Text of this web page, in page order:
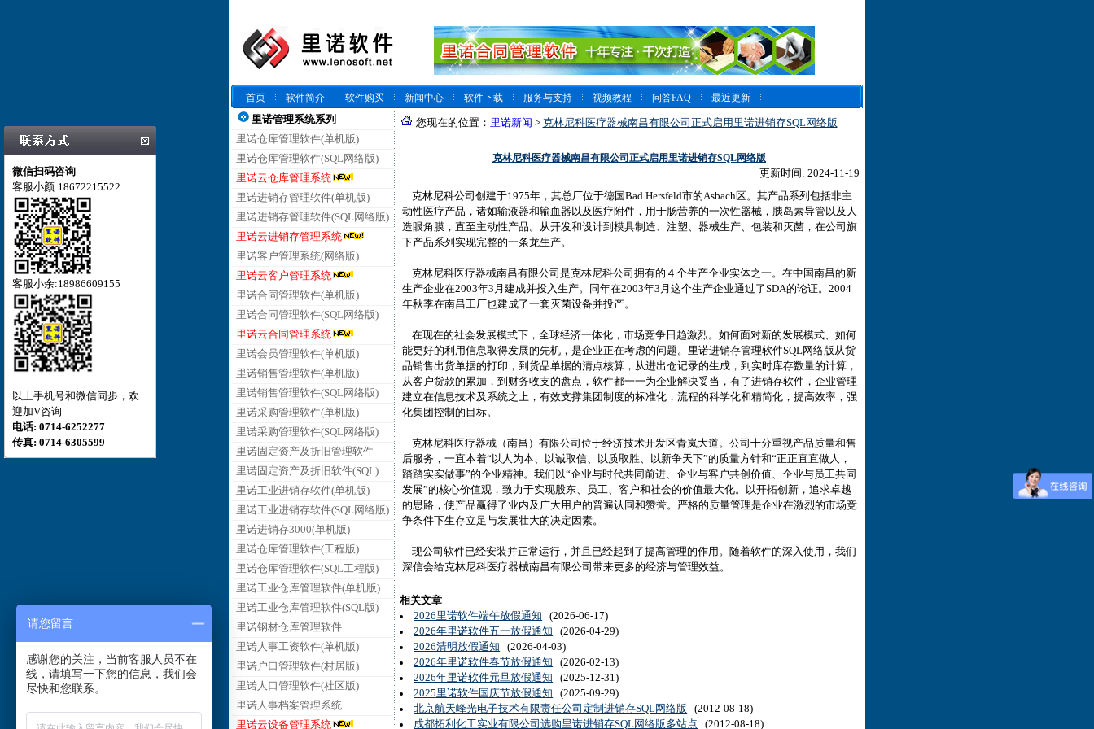
首页 软件简介 软件购买 新闻中心 软件下载 服务与支持 视频教程 问答FAQ
最近更新
里诺管理系统系列
里诺仓库管理软件(单机版)
里诺仓库管理软件(SQL网络版)
里诺云仓库管理系统
里诺进销存管理软件(单机版)
里诺进销存管理软件(SQL网络版)
里诺云进销存管理系统
里诺客户管理系统(网络版)
里诺云客户管理系统
里诺合同管理软件(单机版)
里诺合同管理软件(SQL网络版)
里诺云合同管理系统
里诺会员管理软件(单机版)
里诺销售管理软件(单机版)
里诺销售管理软件(SQL网络版)
里诺采购管理软件(单机版)
里诺采购管理软件(SQL网络版)
里诺固定资产及折旧管理软件
里诺固定资产及折旧软件(SQL)
里诺工业进销存软件(单机版)
里诺工业进销存软件(SQL网络版)
里诺进销存3000(单机版)
里诺仓库管理软件(工程版)
里诺仓库管理软件(SQL工程版)
里诺工业仓库管理软件(单机版)
里诺工业仓库管理软件(SQL版)
里诺钢材仓库管理软件
里诺人事工资软件(单机版)
里诺户口管理软件(村居版)
里诺人口管理软件(社区版)
里诺人事档案管理系统
里诺云设备管理系统
您现在的位置： 里诺新闻 > 克林尼科医疗器械南昌有限公司正式启用里诺进销存SQL网络版
克林尼科医疗器械南昌有限公司正式启用里诺进销存SQL网络版
更新时间: 2024-11-19
克林尼科公司创建于1975年，其总厂位于德国Bad Hersfeld市的Asbach区。其产品系列包括非主
动性医疗产品，诸如输液器和输血器以及医疗附件，用于肠营养的一次性器械，胰岛素导管以及人
造眼角膜，直至主动性产品。从开发和设计到模具制造、注塑、器械生产、包装和灭菌，在公司旗
下产品系列实现完整的一条龙生产。
克林尼科医疗器械南昌有限公司是克林尼科公司拥有的４个生产企业实体之一。在中国南昌的新
生产企业在2003年3月建成并投入生产。同年在2003年3月这个生产企业通过了SDA的论证。2004
年秋季在南昌工厂也建成了一套灭菌设备并投产。
在现在的社会发展模式下，全球经济一体化，市场竞争日趋激烈。如何面对新的发展模式、如何
能更好的利用信息取得发展的先机，是企业正在考虑的问题。里诺进销存管理软件SQL网络版从货
品销售出货单据的打印，到货品单据的清点核算，从进出仓记录的生成，到实时库存数量的计算，
从客户货款的累加，到财务收支的盘点，软件都一一为企业解决妥当，有了进销存软件，企业管理
建立在信息技术及系统之上，有效支撑集团制度的标准化，流程的科学化和精简化，提高效率，强
化集团控制的目标。
克林尼科医疗器械（南昌）有限公司位于经济技术开发区青岚大道。公司十分重视产品质量和售
后服务，一直本着“以人为本、以诚取信、以质取胜、以新争天下”的质量方针和“正正直直做人，
踏踏实实做事”的企业精神。我们以“企业与时代共同前进、企业与客户共创价值、企业与员工共同
发展”的核心价值观，致力于实现股东、员工、客户和社会的价值最大化。以开拓创新，追求卓越
的思路，使产品赢得了业内及广大用户的普遍认同和赞誉。严格的质量管理是企业在激烈的市场竞
争条件下生存立足与发展壮大的决定因素。
现公司软件已经安装并正常运行，并且已经起到了提高管理的作用。随着软件的深入使用，我们
深信会给克林尼科医疗器械南昌有限公司带来更多的经济与管理效益。
相关文章
2026里诺软件端午放假通知 (2026-06-17)
2026年里诺软件五一放假通知 (2026-04-29)
2026清明放假通知 (2026-04-03)
2026年里诺软件春节放假通知 (2026-02-13)
2026年里诺软件元旦放假通知 (2025-12-31)
2025里诺软件国庆节放假通知 (2025-09-29)
北京航天峰光电子技术有限责任公司定制进销存SQL网络版 (2012-08-18)
成都拓利化工实业有限公司选购里诺进销存SQL网络版多站点 (2012-08-18)
微信扫码咨询
客服小颜:18672215522
客服小余:18986609155
以上手机号和微信同步，欢
迎加V咨询
电话: 0714-6252277
传真: 0714-6305599
请您留言
感谢您的关注，当前客服人员不在
线，请填写一下您的信息，我们会
尽快和您联系。